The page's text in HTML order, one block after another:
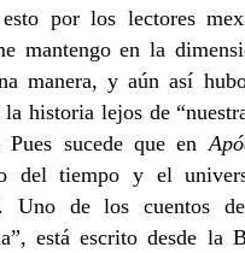
por los lectores
mantengo en la
manera, y aún así
historia lejos de
Pues sucede que en
del tiempo y el
Uno de los cuentos
está escrito desde la